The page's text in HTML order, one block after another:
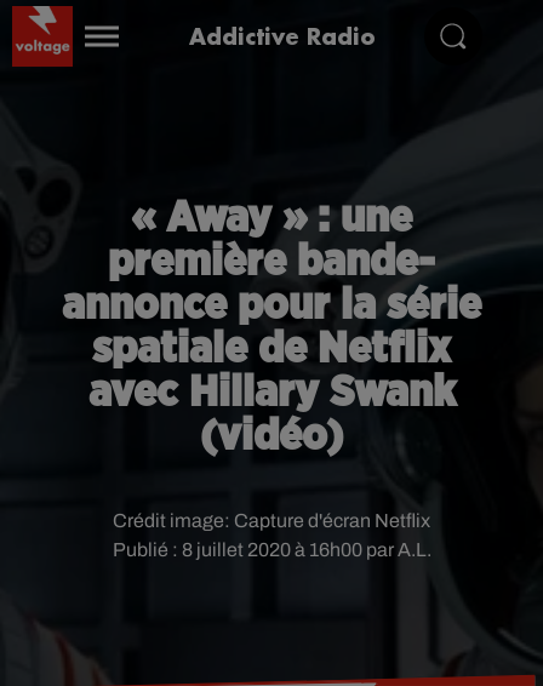
Addictive Radio
« Away » : une
première bande-
annonce pour la série
spatiale de Netflix
avec Hillary Swank
(vidéo)
Publié : 8 juillet 2020 à 16h00 par A.L.
Crédit image: Capture d'écran Netflix